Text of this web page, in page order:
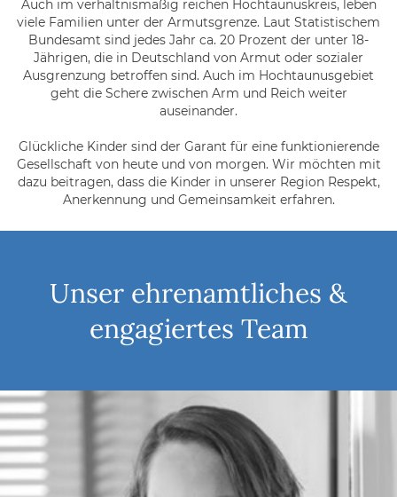
Auch im verhältnismäßig reichen Hochtaunuskreis, leben
viele Familien unter der Armutsgrenze. Laut Statistischem
Bundesamt sind jedes Jahr ca. 20 Prozent der unter 18-
Jährigen, die in Deutschland von Armut oder sozialer
Ausgrenzung betroffen sind. Auch im Hochtaunusgebiet
geht die Schere zwischen Arm und Reich weiter
auseinander.
Glückliche Kinder sind der Garant für eine funktionierende
Gesellschaft von heute und von morgen. Wir möchten mit
dazu beitragen, dass die Kinder in unserer Region Respekt,
Anerkennung und Gemeinsamkeit erfahren.
Unser ehrenamtliches &
engagiertes Team